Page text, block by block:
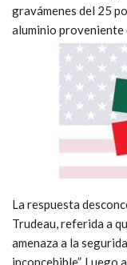
gravámenes del 25
aluminio proveniente
La respuesta
Trudeau, referida a
amenaza a la
inconcebible”. Luego